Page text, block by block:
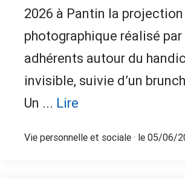
2026 à Pantin la projection
photographique réalisé par
adhérents autour du
invisible, suivie d’un
Un ... Lire
Vie personnelle et sociale · le 05/06/